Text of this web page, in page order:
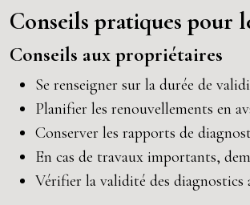
Conseils pratiques pour
Conseils aux propriétaires
Se renseigner sur la durée de
Planifier les renouvellements en
Conserver les rapports de
En cas de travaux importants,
Vérifier la validité des diagnostics